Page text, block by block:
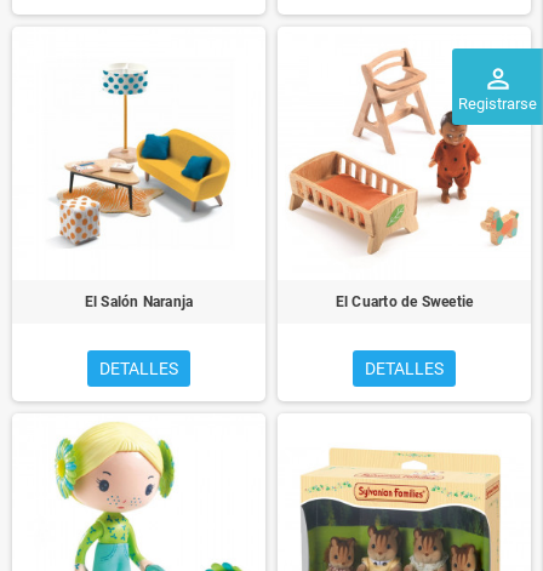
perm_identity
Registrarse
El Salón Naranja
DETALLES
El Cuarto de Sweetie
DETALLES